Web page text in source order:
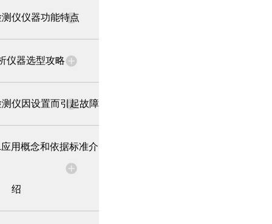
仪仪器功能特点
仪器选型攻略
仪因设置而引起故障
用概念和依据标准介
绍